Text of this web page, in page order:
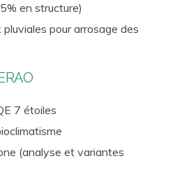
en structure)
pluviales pour arrosage des
7 étoiles
(analyse et variantes